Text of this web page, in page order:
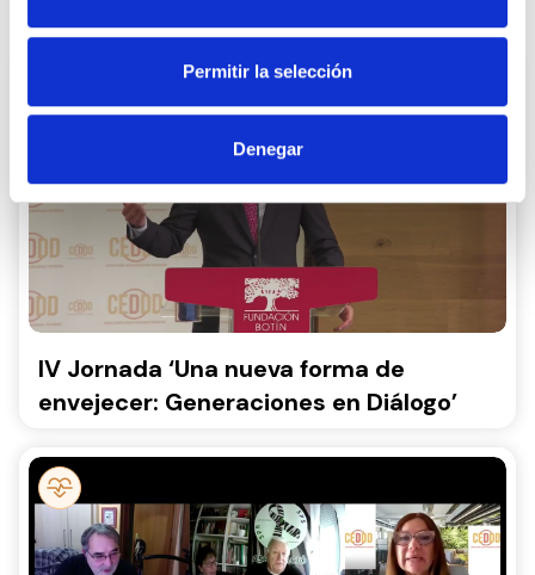
Permitir la selección
Denegar
Jornadas relacionadas:
IV Jornada ‘Una nueva forma de
envejecer: Generaciones en Diálogo’